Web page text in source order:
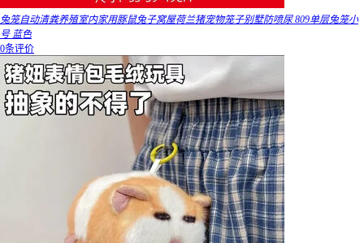
兔笼自动清粪养殖室内家用豚鼠兔子窝屋荷兰猪宠物笼子别墅防喷尿 809单层兔笼小
号 蓝色
0条评价